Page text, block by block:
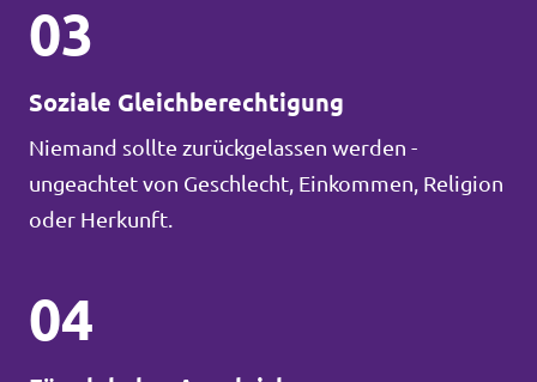
03
Soziale Gleichberechtigung
Niemand sollte zurückgelassen werden -
ungeachtet von Geschlecht, Einkommen, Religion
oder Herkunft.
04